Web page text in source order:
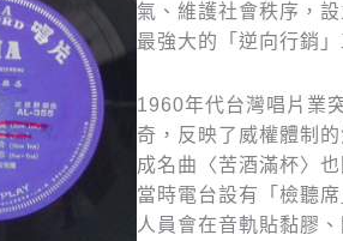
氣、維護社會秩序，
最強大的「逆向行銷
1960年代台灣唱片業
奇，反映了威權體制
成名曲〈苦酒滿杯〉也
當時電台設有「檢聽
人員會在音軌貼黏膠